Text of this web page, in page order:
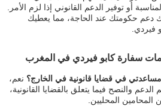
أو توفير الدعم القانوني إذا لزم الأمر.
دعم حكومتك عند الحاجة، مما يعطيك
فيردي.
سفارة كابو فيردي في المغرب
في قضايا قانونية في الخارج؟ نعم،
والنصح فيما يتعلق بالقضايا القانونية،
المحليين.